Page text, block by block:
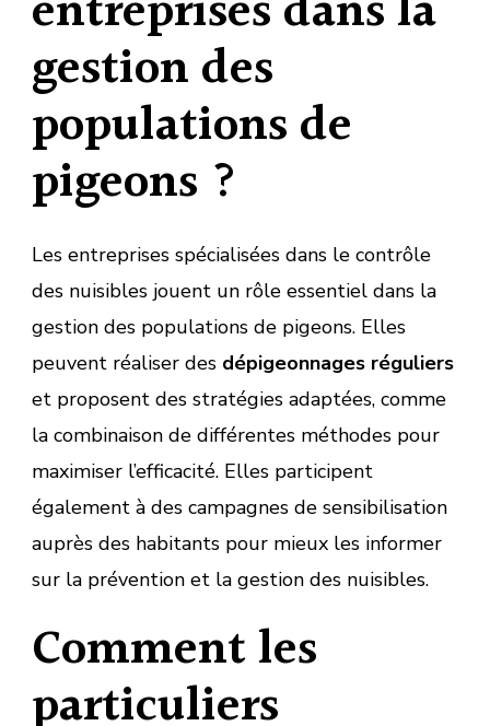
gestion des
populations de
pigeons ?
Les entreprises spécialisées dans le contrôle
des nuisibles jouent un rôle essentiel dans la
gestion des populations de pigeons. Elles
peuvent réaliser des dépigeonnages réguliers
et proposent des stratégies adaptées, comme
la combinaison de différentes méthodes pour
maximiser l’efficacité. Elles participent
également à des campagnes de sensibilisation
auprès des habitants pour mieux les informer
sur la prévention et la gestion des nuisibles.
Comment les
particuliers